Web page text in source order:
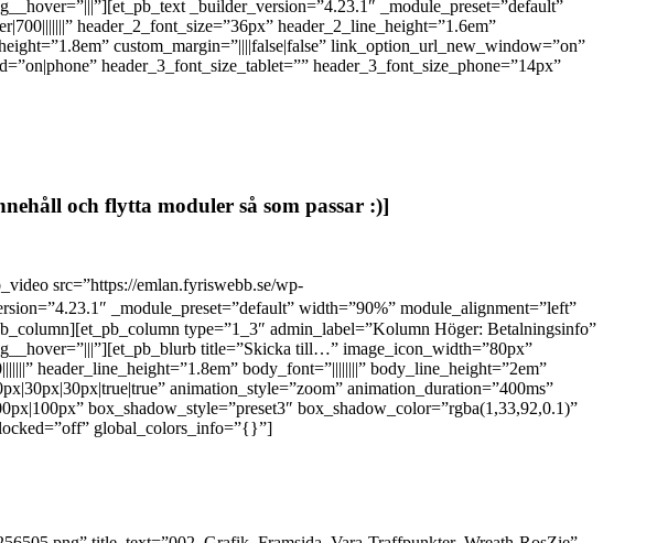
_builder_version=”4.23.1″ _module_preset=”default”
header_2_font_size=”36px” header_2_line_height=”1.6em”
custom_margin=”||||false|false” link_option_url_new_window=”on”
header_3_font_size_tablet=”” header_3_font_size_phone=”14px”
och flytta moduler så som passar :)]
src=”https://emlan.fyriswebb.se/wp-
_module_preset=”default” width=”90%” module_alignment=”left”
type=”1_3″ admin_label=”Kolumn Höger: Betalningsinfo”
title=”Skicka till…” image_icon_width=”80px”
header_line_height=”1.8em” body_font=”||||||||” body_line_height=”2em”
animation_style=”zoom” animation_duration=”400ms”
box_shadow_style=”preset3″ box_shadow_color=”rgba(1,33,92,0.1)”
global_colors_info=”{}”]